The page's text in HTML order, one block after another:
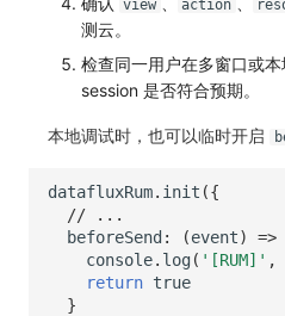
view action
测云。
检查同一用户在多窗口或
session 是否符合预期。
本地调试时，也可以临时开启
datafluxRum. init ({
// ...
beforeSend: (event) =>
console. log( '[RUM]' ,
return true
}